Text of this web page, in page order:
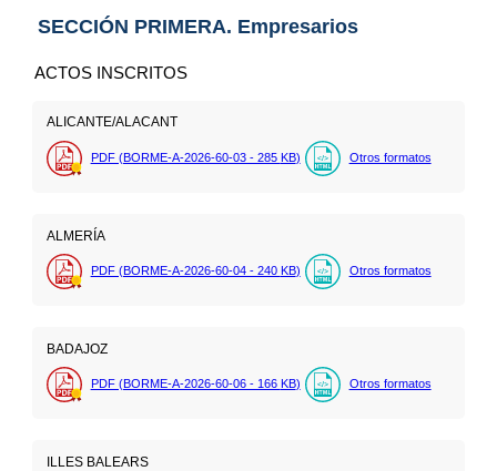
SECCIÓN PRIMERA. Empresarios
ACTOS INSCRITOS
ALICANTE/ALACANT
PDF (BORME-A-2026-60-03 - 285 KB) Otros formatos
ALMERÍA
PDF (BORME-A-2026-60-04 - 240 KB) Otros formatos
BADAJOZ
PDF (BORME-A-2026-60-06 - 166 KB) Otros formatos
ILLES BALEARS